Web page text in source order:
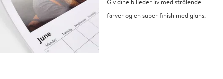
Giv dine billeder liv med strålende
farver og en super finish med glans.